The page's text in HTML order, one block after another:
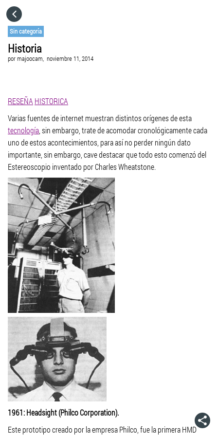
Sin categoría
Historia
pormajoocam, noviembre 11, 2014
RESEÑA HISTORICA
Varias fuentes de internet muestran distintos orígenes de esta
tecnología , sin embargo, trate de acomodar cronológicamente cada
uno de estos acontecimientos, para así no perder ningún dato
importante, sin embargo, cave destacar que todo esto comenzó del
Estereoscopio inventado por Charles Wheatstone.
1961: Headsight (Philco Corporation).
Este prototipo creado por la empresa Philco, fue la primera HMD
VISITA EL SITIO WEB